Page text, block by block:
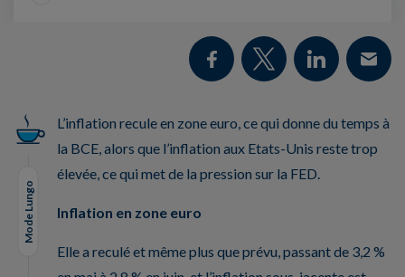
Mode Lungo
L’inflation recule en zone euro, ce qui donne du temps à
la BCE, alors que l’inflation aux Etats-Unis reste trop
élevée, ce qui met de la pression sur la FED.
Inflation en zone euro
Elle a reculé et même plus que prévu, passant de 3,2 %